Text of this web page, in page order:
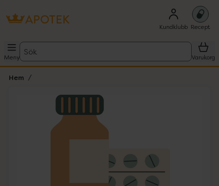
Kundklubb Recept
Meny
Sök
Varukorg
Hem
Lista: . Innehåller 1 objekt.